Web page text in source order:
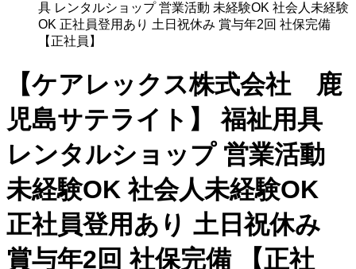
具 レンタルショップ 営業活動 未経験OK 社会人未経験
OK 正社員登用あり 土日祝休み 賞与年2回 社保完備
【正社員】
【ケアレックス株式会社 鹿
児島サテライト】 福祉用具
レンタルショップ 営業活動
未経験OK 社会人未経験OK
正社員登用あり 土日祝休み
賞与年2回 社保完備 【正社